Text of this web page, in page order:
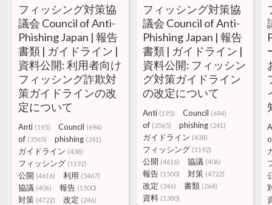
フィッシング対策協
議会 Council of Anti-
Phishing Japan | 報告
書類 | ガイドライン |
資料公開: 利用者向け
フィッシング詐欺対
策ガイドラインの改
定について
Anti (195) Council (694)
of (3565) phishing (241)
ガイドライン (438)
フィッシング (1192)
公開 (4616) 利用 (5467)
協議 (406) 報告 (1500)
対策 (4722) 改定 (246)
フィッシング対策協
議会 Council of Anti-
Phishing Japan | 報告
書類 | ガイドライン |
資料公開: フィッシン
グ対策ガイドライン
の改定について
Anti (195) Council (694)
of (3565) phishing (241)
ガイドライン (438)
フィッシング (1192)
公開 (4616) 協議 (406)
報告 (1500) 対策 (4722)
改定 (246) 書類 (264)
資料 (1380)